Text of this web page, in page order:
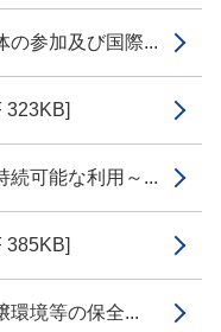
参加及び国際...
可能な利用～...
境等の保全...